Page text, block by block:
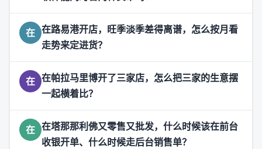
在 在路易港开店，旺季淡季差得离谱，怎么按月看
走势来定进货？
在 在帕拉马里博开了三家店，怎么把三家的生意摆
一起横着比？
在 在塔那那利佛又零售又批发，什么时候该在前台
收银开单、什么时候走后台销售单？